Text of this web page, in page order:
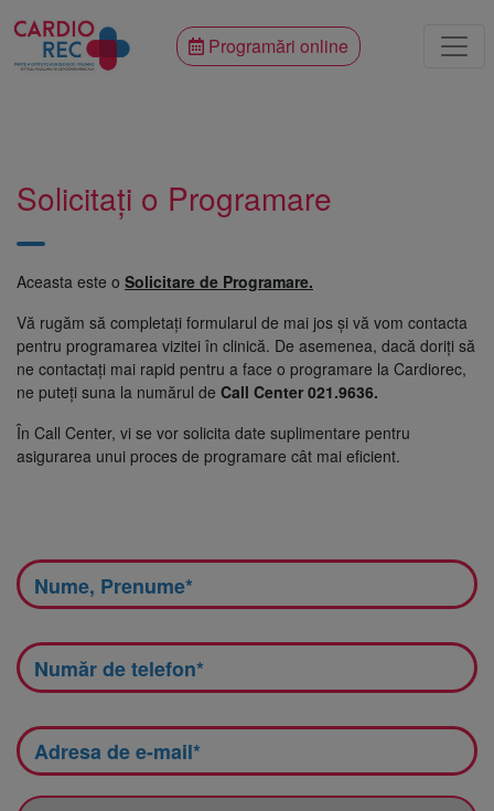
Programări online
Solicitați o Programare
Aceasta este o Solicitare de Programare.
Vă rugăm să completați formularul de mai jos și vă vom contacta
pentru programarea vizitei în clinică. De asemenea, dacă doriți să
ne contactați mai rapid pentru a face o programare la Cardiorec,
ne puteți suna la numărul de Call Center 021.9636.
În Call Center, vi se vor solicita date suplimentare pentru
asigurarea unui proces de programare cât mai eficient.